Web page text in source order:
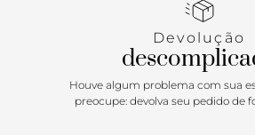
confortável. O design inclui um
da peça: Moletom Modelagem regular
Cadarço funcional em algodão Bolsos
para atividades diárias e momentos de
combina perfeitamente conforto e
Devolução
Houve algum problema com sua
preocupe: devolva seu pedido de